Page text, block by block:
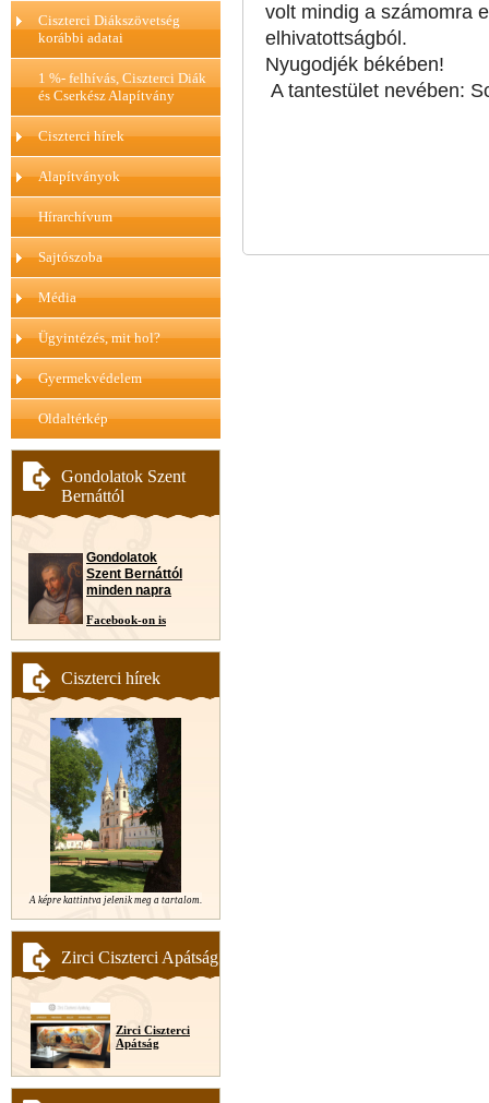
Ciszterci Diákszövetség
korábbi adatai
1 %- felhívás, Ciszterci Diák
és Cserkész Alapítvány
Ciszterci hírek
Alapítványok
Hírarchívum
Sajtószoba
Média
Ügyintézés, mit hol?
Gyermekvédelem
Oldaltérkép
Gondolatok Szent
Bernáttól
Gondolatok
Szent Bernáttól
minden napra
Facebook-on is
Ciszterci hírek
A képre kattintva jelenik meg a tartalom.
Zirci Ciszterci Apátság
Zirci Ciszterci
Apátság
volt mindig a számomra
elhivatottságból.
Nyugodjék békében!
A tantestület nevében: